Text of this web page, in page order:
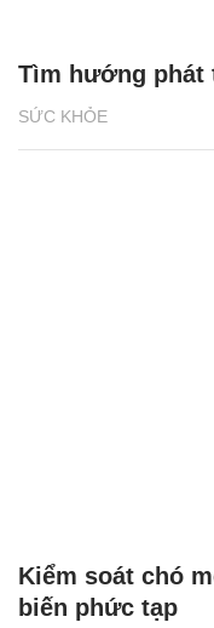
SỨC KHỎE
Tìm hướng phát
Kiểm soát chó
biến phức tạp